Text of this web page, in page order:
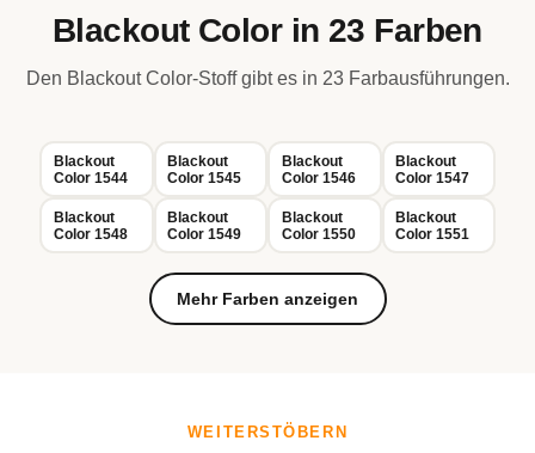
Blackout Color in 23 Farben
Den Blackout Color-Stoff gibt es in 23 Farbausführungen.
Blackout
Color 1544
Blackout
Color 1545
Blackout
Color 1546
Blackout
Color 1547
Blackout
Color 1548
Blackout
Color 1549
Blackout
Color 1550
Blackout
Color 1551
Mehr Farben anzeigen
WEITERSTÖBERN